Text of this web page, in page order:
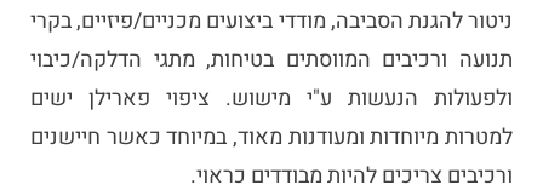
ניטור להגנת הסביבה, מודדי ביצועים מכניים/פיזיים, בקרי
תנועה ורכיבים המווסתים בטיחות, מתגי הדלקה/כיבוי
ולפעולות הנעשות ע"י מישוש. ציפוי פארילן ישים
למטרות מיוחדות ומעודנות מאוד, במיוחד כאשר חיישנים
ורכיבים צריכים להיות מבודדים כראוי.